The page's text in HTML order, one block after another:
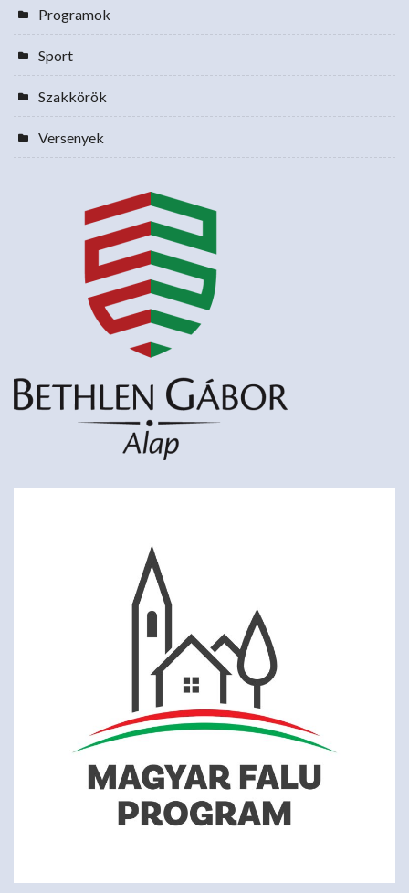
Programok
Sport
Szakkörök
Versenyek